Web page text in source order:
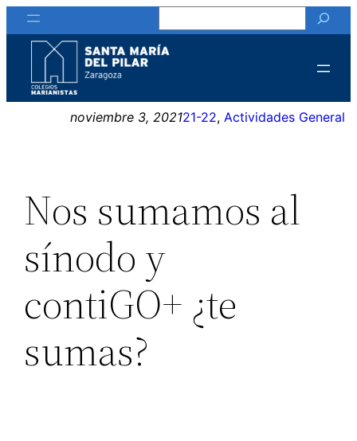
Saltar
al
contenido
noviembre 3, 202121-22, Actividades General
Nos sumamos al
sínodo y
contiGO+ ¿te
sumas?